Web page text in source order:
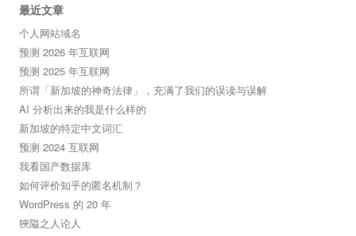
最近文章
个人网站域名
预测 2026 年互联网
预测 2025 年互联网
所谓「新加坡的神奇法律」，充满了我们的误读与误解
AI 分析出来的我是什么样的
新加坡的特定中文词汇
预测 2024 互联网
我看国产数据库
如何评价知乎的匿名机制？
WordPress 的 20 年
狹隘之人论人